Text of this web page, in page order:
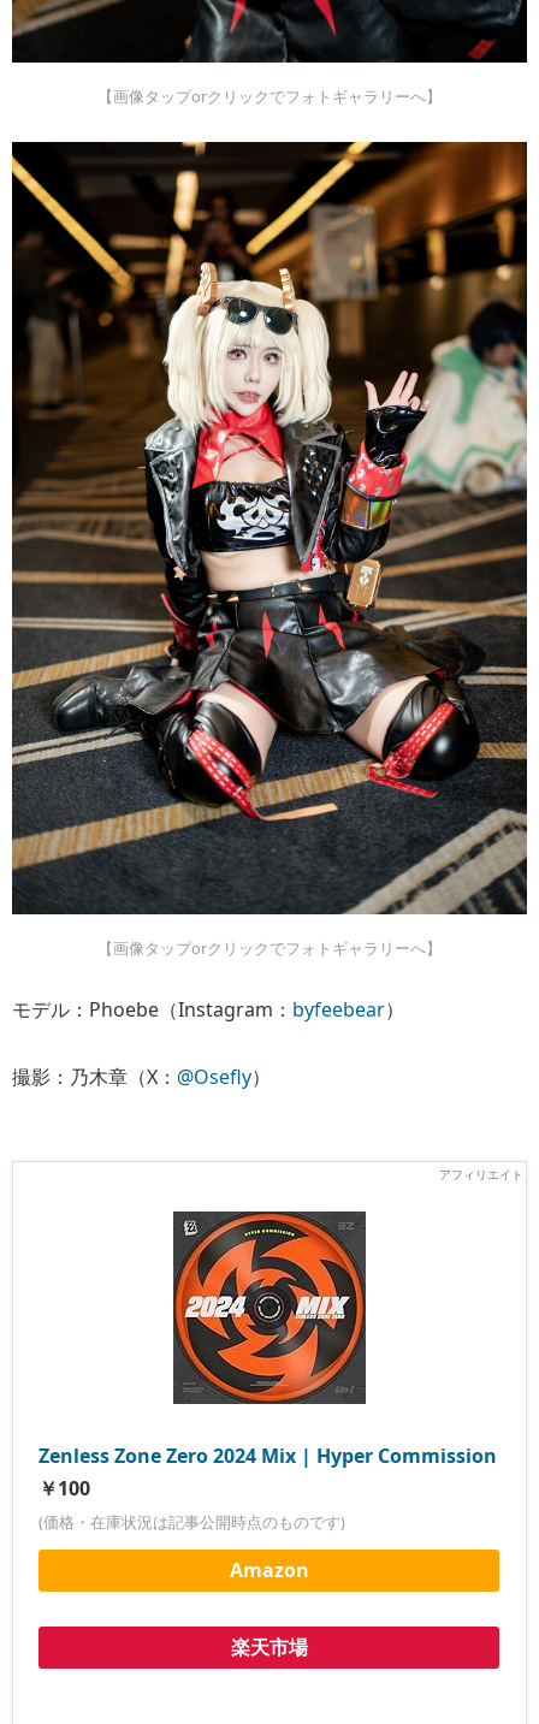
【画像タップorクリックでフォトギャラリーへ】
【画像タップorクリックでフォトギャラリーへ】
モデル：Phoebe（Instagram： byfeebear）
撮影：乃木章（X： @Osefly）
Zenless Zone Zero 2024 Mix | Hyper Commission
￥100
(価格・在庫状況は記事公開時点のものです)
Amazon
楽天市場